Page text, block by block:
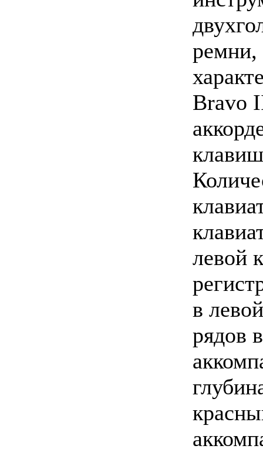
ремни,
Bravo
левой
в
рядов